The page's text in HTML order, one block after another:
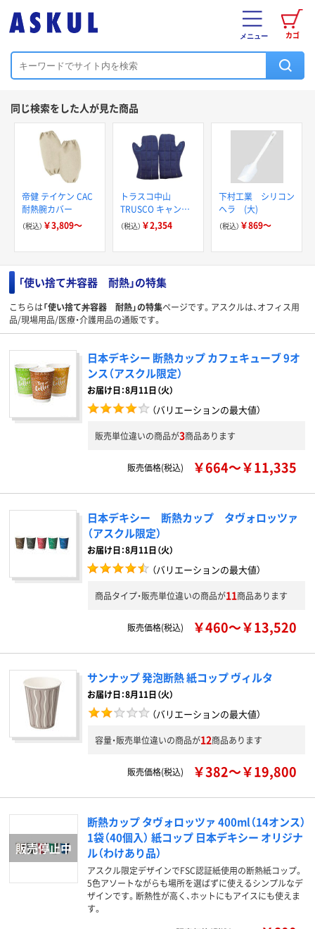
カゴ
メニュー
同じ検索をした人が見た商品
帝健 テイケン CAC
耐熱腕カバー
（税込） ￥3,809～
トラスコ中山
TRUSCO キャンバ
ス生地ミトン 中綿
入りケブラー糸使用
（税込） ￥2,354
下村工業 シリコン
ヘラ (大)
（税込） ￥869～
「使い捨て丼容器 耐熱」の特集
こちらは「使い捨て丼容器 耐熱」の特集ページです。アスクルは、オフィス用
品/現場用品/医療・介護用品の通販です。
日本デキシー 断熱カップ カフェキューブ 9オ
ンス（アスクル限定）
お届け日：8月11日（火）
（バリエーションの最大値）
販売単位違いの商品が3商品あります
販売価格(税込) ￥664～￥11,335
日本デキシー 断熱カップ タヴォロッツァ
（アスクル限定）
お届け日：8月11日（火）
（バリエーションの最大値）
商品タイプ・販売単位違いの商品が11商品あります
販売価格(税込) ￥460～￥13,520
サンナップ 発泡断熱 紙コップ ヴィルタ
お届け日：8月11日（火）
（バリエーションの最大値）
容量・販売単位違いの商品が12商品あります
販売価格(税込) ￥382～￥19,800
断熱カップ タヴォロッツァ 400ml（14オンス）
1袋（40個入） 紙コップ 日本デキシー オリジナ
ル（わけあり品）
アスクル限定デザインでFSC認証紙使用の断熱紙コップ。
5色アソートながらも場所を選ばずに使えるシンプルなデ
ザインです。断熱性が高く、ホットにもアイスにも使えま
す。